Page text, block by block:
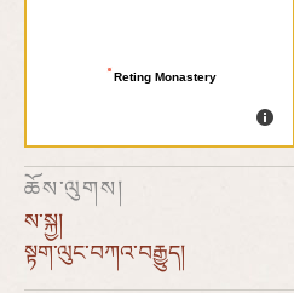
Reting Monastery
ཆོས་ལུགས།
ས་སྐྱ།
སྟག་ལུང་བཀའ་བརྒྱུད།